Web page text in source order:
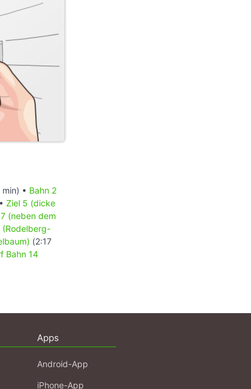
• Bahn 2
Ziel 5 (dicke
(neben dem
(2:17
Bahn 14
Apps
Android-App
iPhone-App